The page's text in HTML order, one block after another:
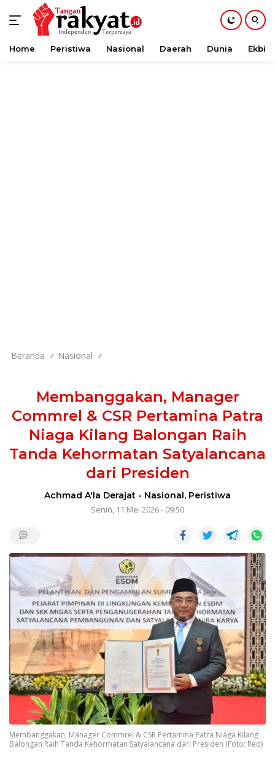
Langsung
Home Peristiwa Nasional Daerah Dunia Ekbis
Beranda Nasional
Membanggakan, Manager
Commrel & CSR Pertamina Patra
Niaga Kilang Balongan Raih
Tanda Kehormatan Satyalancana
dari Presiden
Achmad A'la Derajat - Nasional, Peristiwa
Senin, 11 Mei 2026 - 09:50
Membanggakan, Manager Commrel & CSR Pertamina Patra Niaga Kilang
Balongan Raih Tanda Kehormatan Satyalancana dari Presiden (Foto: Red)